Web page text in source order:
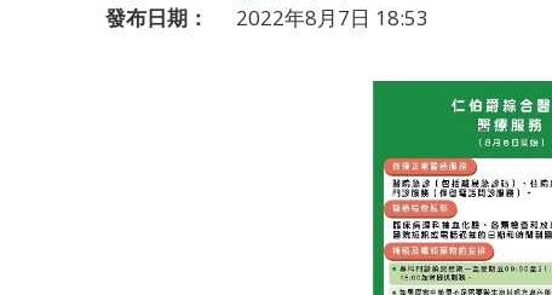
發布日期：
2022年8月7日 18:53